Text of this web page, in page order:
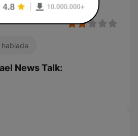
hablada
News Talk: